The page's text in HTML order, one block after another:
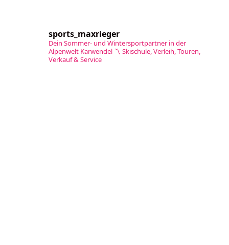
sports_maxrieger
Dein Sommer- und Wintersportpartner in der
Alpenwelt Karwendel〽️ Skischule, Verleih, Touren,
Verkauf & Service